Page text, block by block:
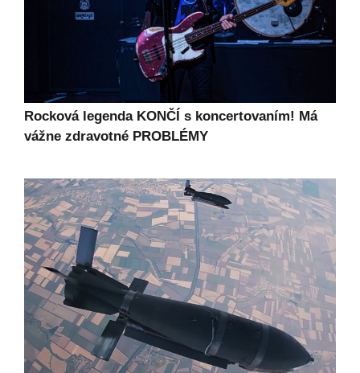
Rocková legenda KONČÍ s koncertovaním! Má
vážne zdravotné PROBLÉMY